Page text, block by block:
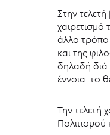
Στην
άλλο τρόπο
και της
δηλαδή διά
έννοια το
Την τελετή